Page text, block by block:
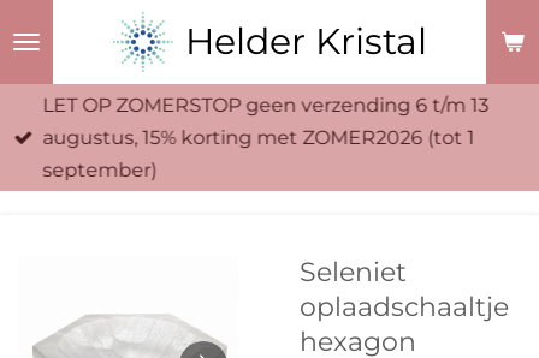
naar
Helder Kristal
LET OP ZOMERSTOP geen verzending 6 t/m 13
augustus, 15% korting met ZOMER2026 (tot 1
september)
Seleniet
oplaadschaaltje
hexagon